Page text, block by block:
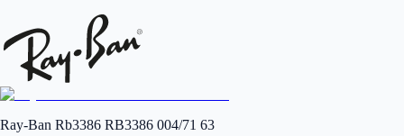
Ray-Ban Rb3386 RB3386 004/71 63